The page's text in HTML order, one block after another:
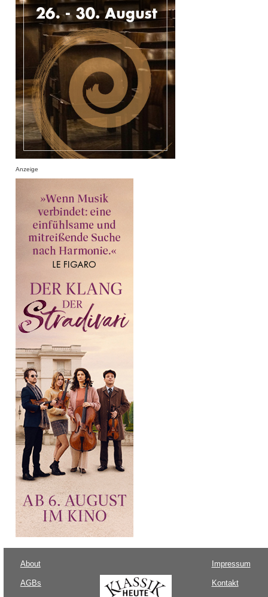
Anzeige
About
AGBs
Impressum
Kontakt